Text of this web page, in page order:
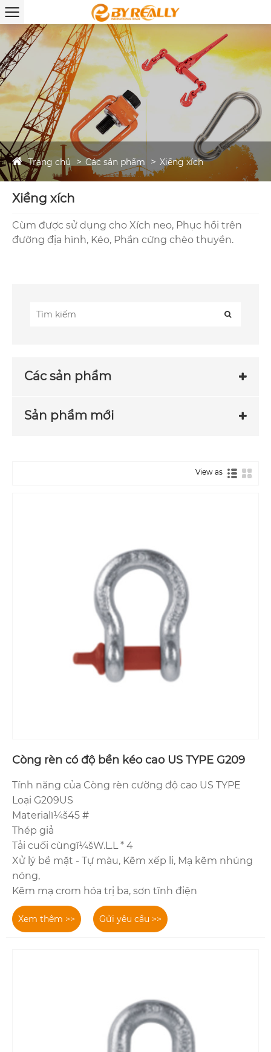
Trang chủ Các sản phẩm Xiềng xích
Xiềng xích
Cùm được sử dụng cho Xích neo, Phục hồi trên
đường địa hình, Kéo, Phần cứng chèo thuyền.
Các sản phẩm
Sản phẩm mới
View as
Còng rèn có độ bền kéo cao US TYPE G209
Tính năng của Còng rèn cường độ cao US TYPE
Loại G209US
Materialï¼š45 #
Thép giả
Tải cuối cùngï¼šW.L.L * 4
Xử lý bề mặt - Tự màu, Kẽm xếp li, Mạ kẽm nhúng
nóng,
Kẽm mạ crom hóa trị ba, sơn tĩnh điện
Xem thêm >> Gửi yêu cầu >>